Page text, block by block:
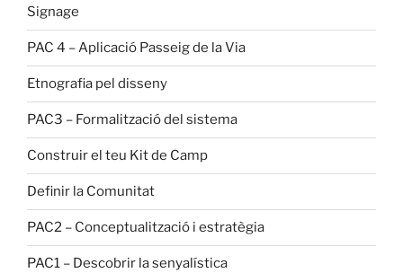
Signage
PAC 4 – Aplicació Passeig de la Via
Etnografia pel disseny
PAC3 – Formalització del sistema
Construir el teu Kit de Camp
Definir la Comunitat
PAC2 – Conceptualització i estratègia
PAC1 – Descobrir la senyalística